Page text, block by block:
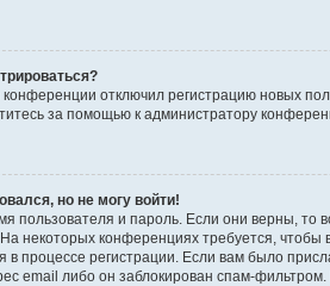
отключил регистрацию новых
за помощью к администратору
но не могу войти!
пользователя и пароль. Если они верны, то
некоторых конференциях требуется,
процессе регистрации. Если вам было
email либо он заблокирован спам-